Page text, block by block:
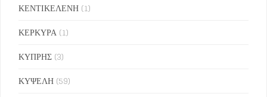
ΚΕΝΤΙΚΕΛΕΝΗ (1)
ΚΕΡΚΥΡΑ (1)
ΚΥΠΡΗΣ (3)
ΚΥΨΕΛΗ (59)